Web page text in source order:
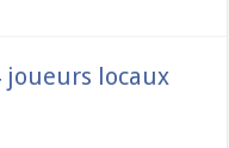
joueurs locaux